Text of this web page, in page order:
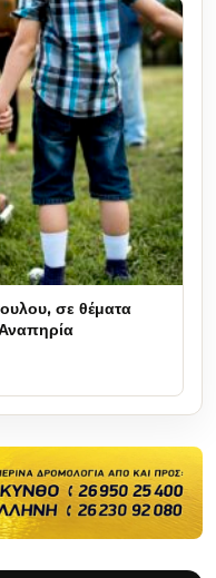
σε θέματα